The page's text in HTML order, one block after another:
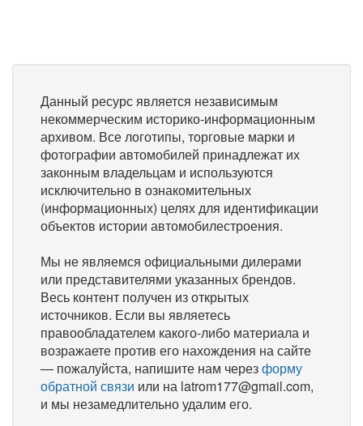
Данный ресурс является независимым
некоммерческим историко-информационным
архивом. Все логотипы, торговые марки и
фотографии автомобилей принадлежат их
законным владельцам и используются
исключительно в ознакомительных
(информационных) целях для идентификации
объектов истории автомобилестроения.
Мы не являемся официальными дилерами
или представителями указанных брендов.
Весь контент получен из открытых
источников. Если вы являетесь
правообладателем какого-либо материала и
возражаете против его нахождения на сайте
— пожалуйста, напишите нам черезформу
обратной связи или на latrom177@gmail.com,
и мы незамедлительно удалим его.